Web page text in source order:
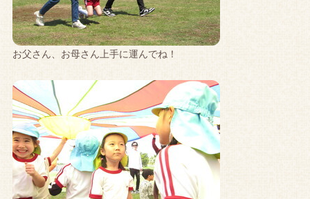
お父さん、お母さん上手に運んでね！